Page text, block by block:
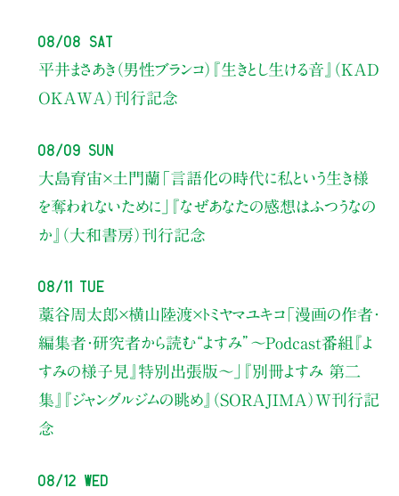
08/08 Sat
平井まさあき（男性ブランコ）
『生きとし生ける音』（KAD
OKAWA）刊行記念
08/09 Sun
大島育宙×土門蘭 「言語化の時代に私という生き様
を奪われないために」
『なぜあなたの感想はふつうなの
か』（大和書房）刊行記念
08/11 Tue
藁谷周太郎×横山陸渡×トミヤマユキコ「漫画の作者・
編集者・研究者から読む“よすみ” 〜Podcast番組『よ
すみの様子見』特別出張版〜」
『別冊よすみ 第二
集』『ジャングルジムの眺め』（SORAJIMA）W刊行記
念
08/12 Wed